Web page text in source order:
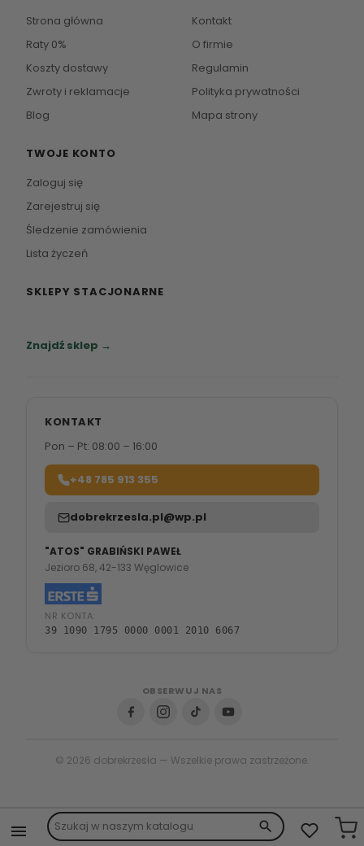
search

Strona główna
Raty 0%
Koszty dostawy
Zwroty i reklamacje
Blog
Kontakt
O firmie
Regulamin
Polityka prywatności
Mapa strony
TWOJE KONTO
Zaloguj się
Zarejestruj się
Śledzenie zamówienia
Lista życzeń
SKLEPY STACJONARNE
Znajdź sklep →
KONTAKT
Pon – Pt: 08:00 – 16:00
+48 785 913 355
dobrekrzesla.pl@wp.pl
"ATOS" GRABIŃSKI PAWEŁ
Jezioro 68, 42-133 Węglowice
NR KONTA:
39 1090 1795 0000 0001 2010 6067
OBSERWUJ NAS
© 2026 dobrekrzesła — Wszelkie prawa zastrzeżone.